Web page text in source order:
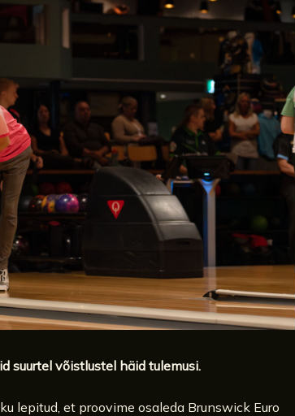
suurtel võistlustel häid tulemusi.
lepitud, et proovime osaleda Brunswick Euro